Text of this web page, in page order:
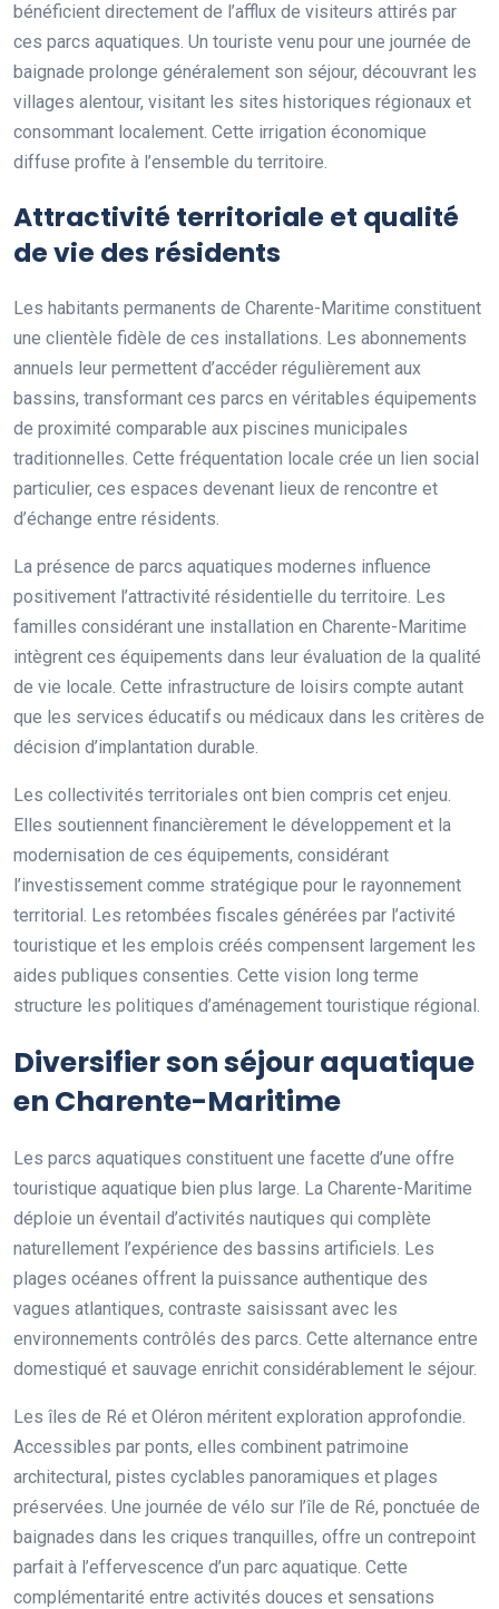
bénéficient directement de l’afflux de visiteurs attirés par
ces parcs aquatiques. Un touriste venu pour une journée de
baignade prolonge généralement son séjour, découvrant les
villages alentour, visitant les sites historiques régionaux et
consommant localement. Cette irrigation économique
diffuse profite à l’ensemble du territoire.
Attractivité territoriale et qualité
de vie des résidents
Les habitants permanents de Charente-Maritime constituent
une clientèle fidèle de ces installations. Les abonnements
annuels leur permettent d’accéder régulièrement aux
bassins, transformant ces parcs en véritables équipements
de proximité comparable aux piscines municipales
traditionnelles. Cette fréquentation locale crée un lien social
particulier, ces espaces devenant lieux de rencontre et
d’échange entre résidents.
La présence de parcs aquatiques modernes influence
positivement l’attractivité résidentielle du territoire. Les
familles considérant une installation en Charente-Maritime
intègrent ces équipements dans leur évaluation de la qualité
de vie locale. Cette infrastructure de loisirs compte autant
que les services éducatifs ou médicaux dans les critères de
décision d’implantation durable.
Les collectivités territoriales ont bien compris cet enjeu.
Elles soutiennent financièrement le développement et la
modernisation de ces équipements, considérant
l’investissement comme stratégique pour le rayonnement
territorial. Les retombées fiscales générées par l’activité
touristique et les emplois créés compensent largement les
aides publiques consenties. Cette vision long terme
structure les politiques d’aménagement touristique régional.
Diversifier son séjour aquatique
en Charente-Maritime
Les parcs aquatiques constituent une facette d’une offre
touristique aquatique bien plus large. La Charente-Maritime
déploie un éventail d’activités nautiques qui complète
naturellement l’expérience des bassins artificiels. Les
plages océanes offrent la puissance authentique des
vagues atlantiques, contraste saisissant avec les
environnements contrôlés des parcs. Cette alternance entre
domestiqué et sauvage enrichit considérablement le séjour.
Les îles de Ré et Oléron méritent exploration approfondie.
Accessibles par ponts, elles combinent patrimoine
architectural, pistes cyclables panoramiques et plages
préservées. Une journée de vélo sur l’île de Ré, ponctuée de
baignades dans les criques tranquilles, offre un contrepoint
parfait à l’effervescence d’un parc aquatique. Cette
complémentarité entre activités douces et sensations